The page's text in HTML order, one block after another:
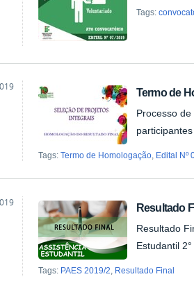
Tags:
Termo de
Processo
Tags:Termo de Homologação Edital Nº
Resultado
Resultado
Estudantil
Tags: PAES 2019/2, Resultado Final